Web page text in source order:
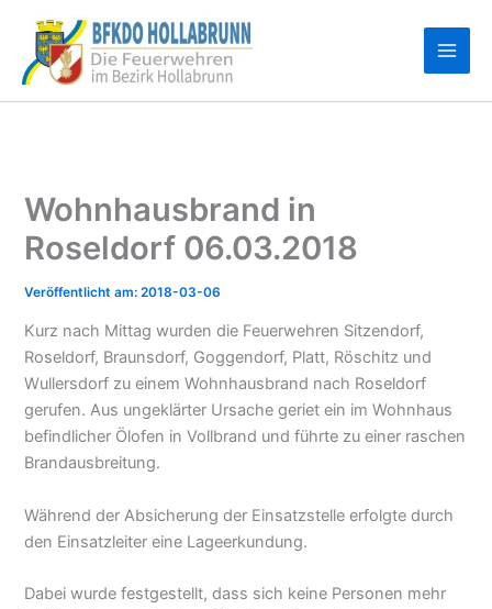
Inhalt
springen
Wohnhausbrand in
Roseldorf 06.03.2018
2018-03-06
Kurz nach Mittag wurden die Feuerwehren Sitzendorf,
Roseldorf, Braunsdorf, Goggendorf, Platt, Röschitz und
Wullersdorf zu einem Wohnhausbrand nach Roseldorf
gerufen. Aus ungeklärter Ursache geriet ein im Wohnhaus
befindlicher Ölofen in Vollbrand und führte zu einer raschen
Brandausbreitung.
Während der Absicherung der Einsatzstelle erfolgte durch
den Einsatzleiter eine Lageerkundung.
Dabei wurde festgestellt, dass sich keine Personen mehr